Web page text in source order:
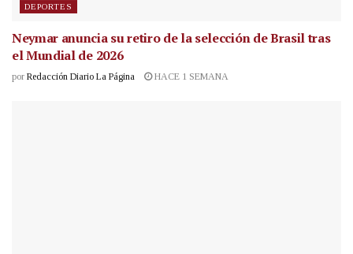
DEPORTES
Neymar anuncia su retiro de la selección de Brasil tras
el Mundial de 2026
por Redacción Diario La Página HACE 1 SEMANA